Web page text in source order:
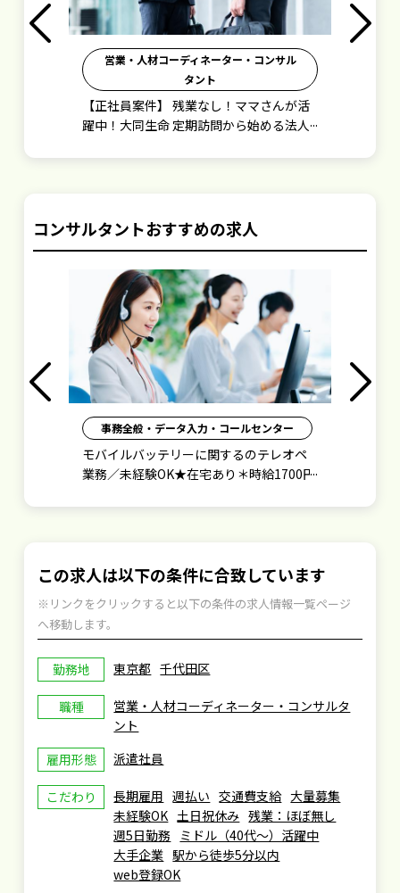
Previous 営業・人材コーディネーター・コンサル
タント
【正社員案件】 残業なし！ママさんが活
躍中！大同生命 定期訪問から始める法人
コンサルタントおすすめの求人
事務全般・データ入力・コールセンター
モバイルバッテリーに関するのテレオペ
業務／未経験OK★在宅あり＊時給1700円
この求人は以下の条件に合致しています
※リンクをクリックすると以下の条件の求人情報一覧ページ
へ移動します。
勤務地 東京都 千代田区
職種
営業・人材コーディネーター・コンサルタ
ント
雇用形態
派遣社員
こだわり 長期雇用 週払い 交通費支給 大量募集
未経験OK 土日祝休み 残業：ほぼ無し
週5日勤務
ミドル（40代～）活躍中
大手企業 駅から徒歩5分以内
web登録OK